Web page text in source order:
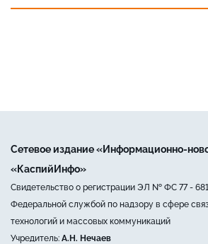
Сетевое издание «Информационно-
«КаспийИнфо»
Свидетельство о регистрации ЭЛ № ФС 77 -
Федеральной службой по надзору в сфере
технологий и массовых коммуникаций
Учредитель: А.Н. Нечаев